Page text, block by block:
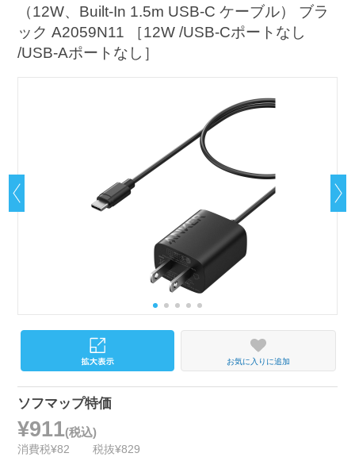
（12W、Built-In 1.5m USB-C ケーブル） ブラ
ック A2059N11 ［12W /USB-Cポートなし
/USB-Aポートなし］
お気に入りに追加
ソフマップ特価
¥911(税込)
消費税¥82 税抜¥829